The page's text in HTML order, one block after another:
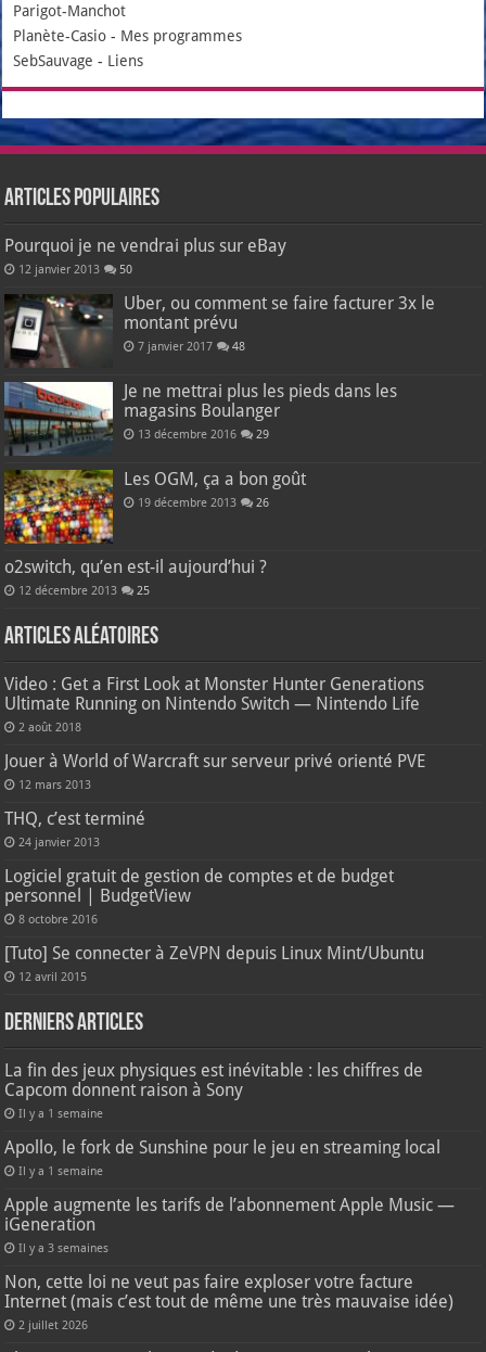
Parigot-Manchot
Planète-Casio - Mes programmes
SebSauvage - Liens
Articles populaires
Pourquoi je ne vendrai plus sur eBay
12 janvier 2013 50
Uber, ou comment se faire facturer 3x le
montant prévu
7 janvier 2017 48
Je ne mettrai plus les pieds dans les
magasins Boulanger
13 décembre 2016 29
Les OGM, ça a bon goût
19 décembre 2013 26
o2switch, qu’en est-il aujourd’hui ?
12 décembre 2013 25
Articles aléatoires
Video : Get a First Look at Monster Hunter Generations
Ultimate Running on Nintendo Switch — Nintendo Life
2 août 2018
Jouer à World of Warcraft sur serveur privé orienté PVE
12 mars 2013
THQ, c’est terminé
24 janvier 2013
Logiciel gratuit de gestion de comptes et de budget
personnel | BudgetView
8 octobre 2016
[Tuto] Se connecter à ZeVPN depuis Linux Mint/Ubuntu
12 avril 2015
Derniers articles
La fin des jeux physiques est inévitable : les chiffres de
Capcom donnent raison à Sony
Il y a 1 semaine
Apollo, le fork de Sunshine pour le jeu en streaming local
Il y a 1 semaine
Apple augmente les tarifs de l’abonnement Apple Music —
iGeneration
Il y a 3 semaines
Non, cette loi ne veut pas faire exploser votre facture
Internet (mais c’est tout de même une très mauvaise idée)
2 juillet 2026